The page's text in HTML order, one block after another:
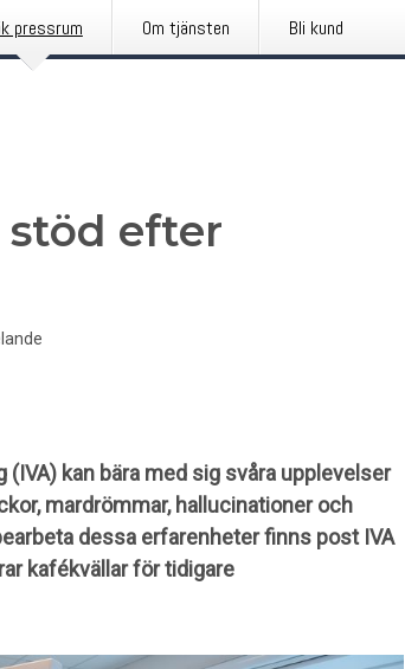
pressrum Om tjänsten Bli kund
efter
kan bära med sig svåra upplevelser
mardrömmar, hallucinationer och
dessa erfarenheter finns post IVA
kafékvällar för tidigare